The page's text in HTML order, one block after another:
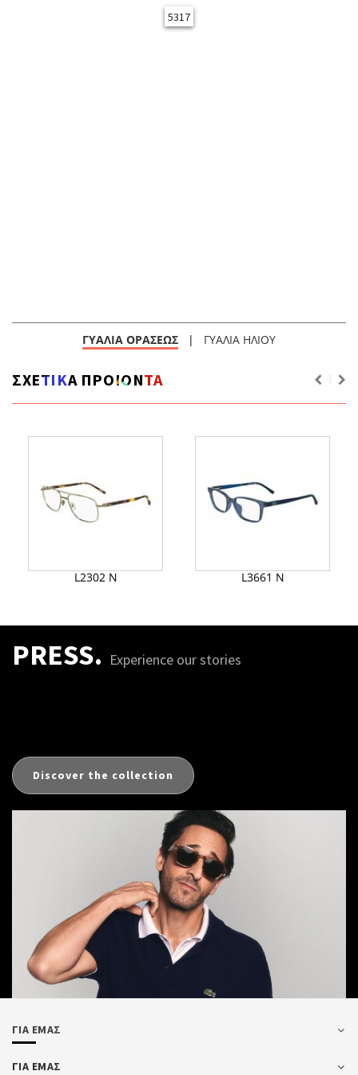
5317
ΓΥΑΛΙΑ ΟΡΑΣΕΩΣ | ΓΥΑΛΙΑ ΗΛΙΟΥ
ΣΧΕΤΙΚΑ ΠΡΟΙΟΝΤΑ
L2302 N L3661 N
PRESS. Experience our stories
Discover the collection
ΓΙΑ ΕΜΑΣ
ΓΙΑ ΕΜΑΣ